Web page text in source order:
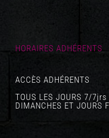
HORAIRES ADHÉRENTS
ACCÈS ADHÉRENTS
TOUS LES JOURS 7/7jrs
DIMANCHES ET JOURS